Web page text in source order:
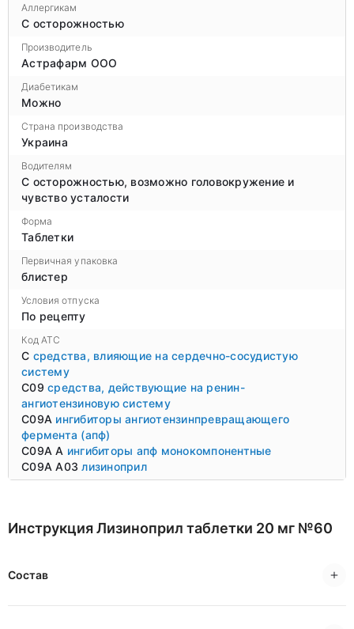
Аллергикам
С осторожностью
Производитель
Астрафарм ООО
Диабетикам
Можно
Страна производства
Украина
Водителям
С осторожностью, возможно головокружение и
чувство усталости
Форма
Таблетки
Первичная упаковка
блистер
Условия отпуска
По рецепту
Код ATC
C средства, влияющие на сердечно-сосудистую
систему
C09 средства, действующие на ренин-
ангиотензиновую систему
C09A ингибиторы ангиотензинпревращающего
фермента (апф)
C09A A ингибиторы апф монокомпонентные
C09A A03лизиноприл
Инструкция Лизиноприл таблетки 20 мг №60
Состав